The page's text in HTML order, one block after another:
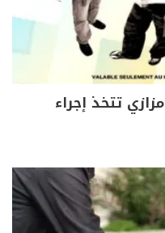
تتخذ إجراء